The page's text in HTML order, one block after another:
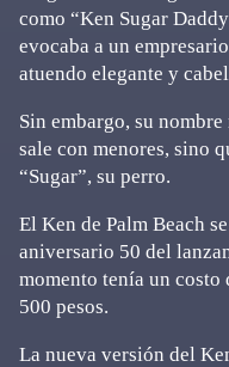
como “Ken Sugar
evocaba a un
atuendo elegante y
Sin embargo, su
sale con menores, sino
“Sugar”, su perro.
El Ken de Palm Beach
aniversario 50 del
momento tenía un
500 pesos.
La nueva versión del